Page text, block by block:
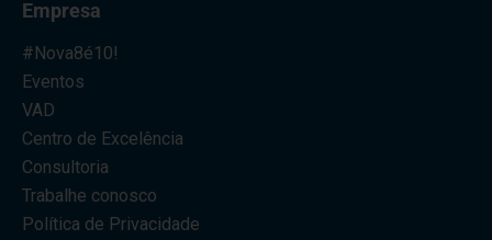
Empresa
#Nova8é10!
Eventos
VAD
Centro de Excelência
Consultoria
Trabalhe conosco
Política de Privacidade